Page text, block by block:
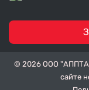
© 2026 ООО
сайте